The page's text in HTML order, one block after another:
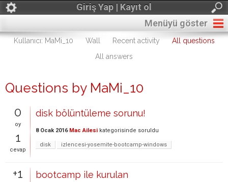
Giriş Yap | Kayıt ol
Menüyü göster
Kullanıcı: MaMi_10 Wall Recent activity
All questions
All answers
Questions by MaMi_10
0
oy
1
cevap
disk bölüntüleme sorunu!
8 Ocak 2016 Mac Ailesi kategorisinde soruldu
disk izlencesi-yosemite-bootcamp-windows
+1
bootcamp ile kurulan